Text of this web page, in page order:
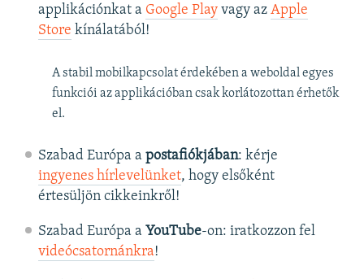
applikációnkat a Google Playvagy az Apple
Store kínálatából!
A stabil mobilkapcsolat érdekében a weboldal egyes
funkciói az applikációban csak korlátozottan érhetők
el.
Szabad Európa a postafiókjában: kérje
ingyenes hírlevelünket, hogy elsőként
értesüljön cikkeinkről!
Szabad Európa a YouTube-on: iratkozzon fel
videócsatornánkra!